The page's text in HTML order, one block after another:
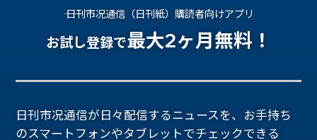
―― 日刊市况通信（日刊紙）購読者向けアプリ
お試し登録で最大2ヶ月無料！
日刊市况通信が日々配信するニュースを、お手持ち
のスマートフォンやタブレットでチェックできる